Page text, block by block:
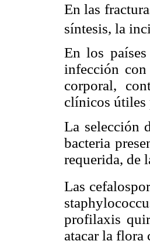
En las
síntesis, la
En los
infección con
corporal,
clínicos útiles
La selección
bacteria
requerida, de
Las
profilaxis
atacar la flora